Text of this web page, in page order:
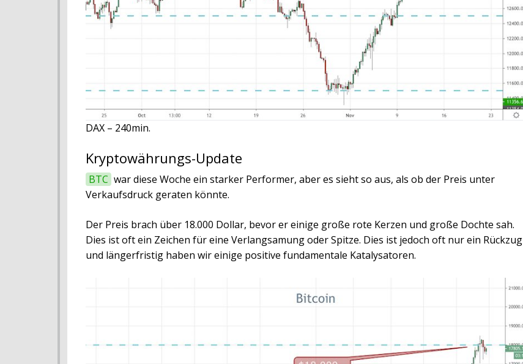
DAX – 240min.
Kryptowährungs-Update
BTC war diese Woche ein starker Performer, aber es sieht so aus, als ob der Preis unter
Verkaufsdruck geraten könnte.
Der Preis brach über 18.000 Dollar, bevor er einige große rote Kerzen und große Dochte sah.
Dies ist oft ein Zeichen für eine Verlangsamung oder Spitze. Dies ist jedoch oft nur ein Rückzug
und längerfristig haben wir einige positive fundamentale Katalysatoren.